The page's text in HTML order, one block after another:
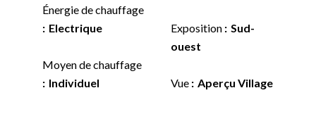
Énergie de chauffage
Electrique
Moyen de chauffage
Individuel
Exposition
Sud-
ouest
Vue Aperçu Village